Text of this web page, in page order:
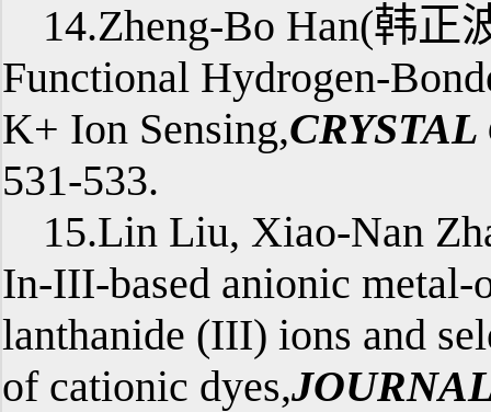
14.Zheng-Bo Han(韩正
Functional Hydrogen-
K+ Ion Sensing,
531-533.
15.Lin Liu, Xiao-Nan
In-III-based anionic
lanthanide (III) ions and
of cationic dyes,